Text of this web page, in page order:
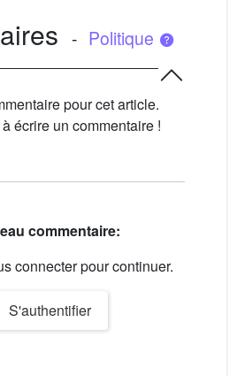
- Politique
pour cet article.
écrire un commentaire !
commentaire:
connecter pour continuer.
S'authentifier